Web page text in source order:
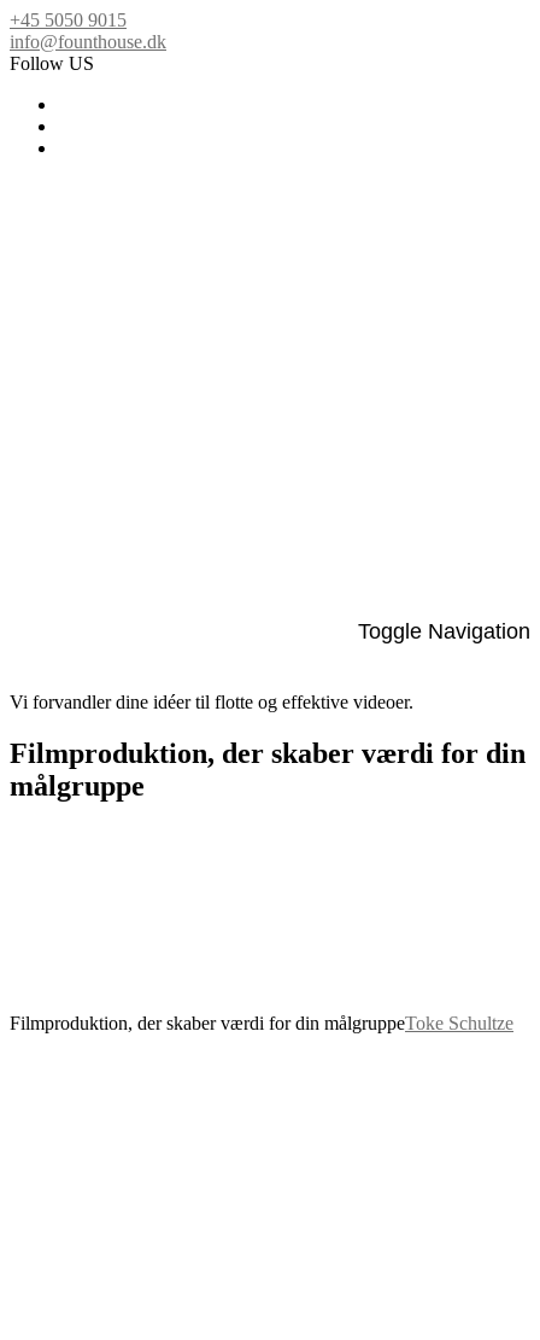
+45 5050 9015
info@founthouse.dk
Follow US
Toggle Navigation
Vi forvandler dine idéer til flotte og effektive videoer.
Filmproduktion, der skaber værdi for din
målgruppe
Filmproduktion, der skaber værdi for din målgruppeToke Schultze